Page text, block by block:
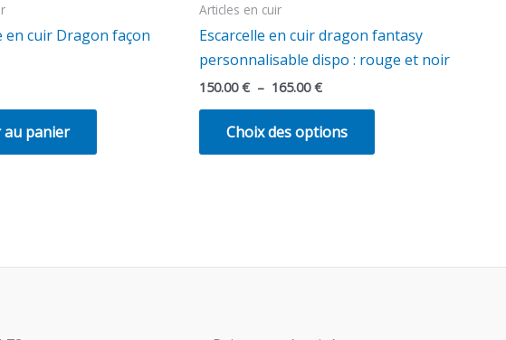
en cuir Dragon façon
panier
Articles en cuir
Escarcelle en cuir dragon fantasy
personnalisable dispo : rouge et noir
150.00€ – 165.00€
à
165.00 €
Choix des options
a
plusieurs
variations.
peuvent
page